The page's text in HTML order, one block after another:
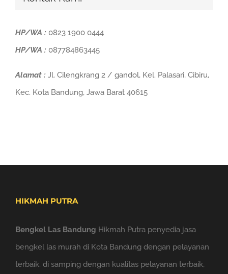
HP/WA : 0823 1900 0444
HP/WA : 087784863445
Alamat : Jl. Cilengkrang 2 / gandol, Kel. Palasari, Cibiru,
Kec. Kota Bandung, Jawa Barat 40615
HIKMAH PUTRA
Bengkel Las Bandung Hikmah Putra penyedia jasa
bengkel las murah di Kota Bandung dengan pelayanan
terbaik. di samping dengan kualitas pelayanan terbaik,